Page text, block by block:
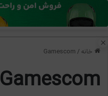
منو
خانه /
Gamescom
Gamescom